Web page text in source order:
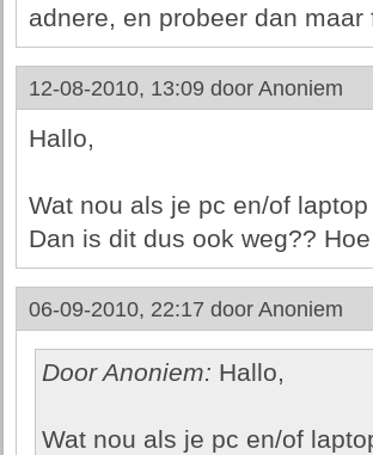
adnere, en probeer dan
12-08-2010, 13:09 door Anoniem
Hallo,
Wat nou als je pc en/of
Dan is dit dus ook weg??
06-09-2010, 22:17 door Anoniem
Door Anoniem: Hallo,
Wat nou als je pc en/of